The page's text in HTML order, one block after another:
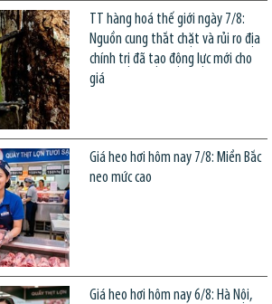
TT hàng hoá thế giới ngày 7/8:
Nguồn cung thắt chặt và rủi ro địa
chính trị đã tạo động lực mới cho
giá
Giá heo hơi hôm nay 7/8: Miền Bắc
neo mức cao
Giá heo hơi hôm nay 6/8: Hà Nội,